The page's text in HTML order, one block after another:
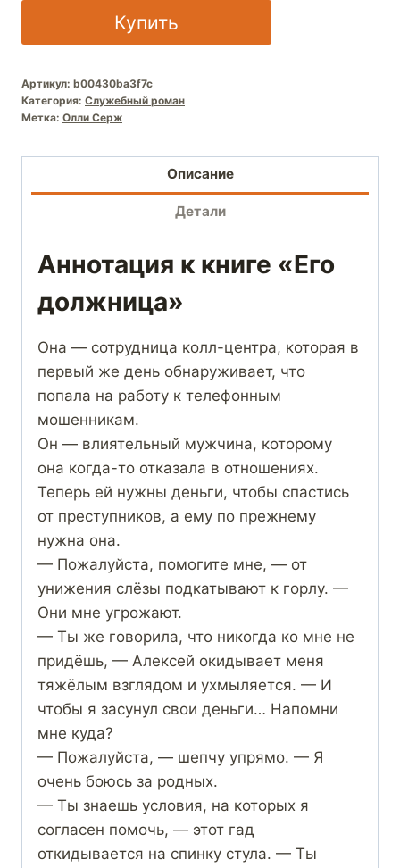
Купить
Артикул: b00430ba3f7c
Категория: Служебный роман
Метка: Олли Серж
Описание
Детали
Аннотация к книге «Его
должница»
Она — сотрудница колл-центра, которая в
первый же день обнаруживает, что
попала на работу к телефонным
мошенникам.
Он — влиятельный мужчина, которому
она когда-то отказала в отношениях.
Теперь ей нужны деньги, чтобы спастись
от преступников, а ему по прежнему
нужна она.
— Пожалуйста, помогите мне, — от
унижения слёзы подкатывают к горлу. —
Они мне угрожают.
— Ты же говорила, что никогда ко мне не
придёшь, — Алексей окидывает меня
тяжёлым взглядом и ухмыляется. — И
чтобы я засунул свои деньги… Напомни
мне куда?
— Пожалуйста, — шепчу упрямо. — Я
очень боюсь за родных.
— Ты знаешь условия, на которых я
согласен помочь, — этот гад
откидывается на спинку стула. — Ты